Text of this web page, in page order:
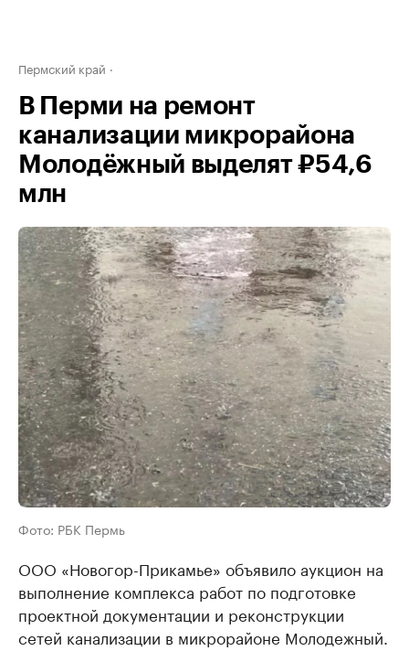
Пермский край
В Перми на ремонт
канализации микрорайона
Молодёжный выделят ₽54,6
млн
Фото: РБК Пермь
ООО «Новогор-Прикамье» объявило аукцион на
выполнение комплекса работ по подготовке
проектной документации и реконструкции
сетей канализации в микрорайоне Молодежный.